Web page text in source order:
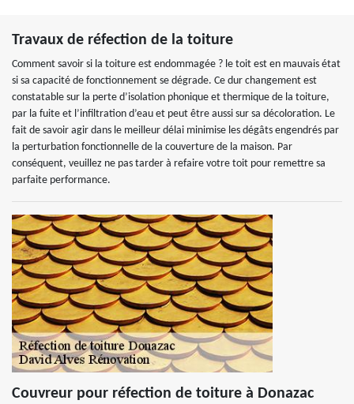
Travaux de réfection de la toiture
Comment savoir si la toiture est endommagée ? le toit est en mauvais état
si sa capacité de fonctionnement se dégrade. Ce dur changement est
constatable sur la perte d’isolation phonique et thermique de la toiture,
par la fuite et l’infiltration d’eau et peut être aussi sur sa décoloration. Le
fait de savoir agir dans le meilleur délai minimise les dégâts engendrés par
la perturbation fonctionnelle de la couverture de la maison. Par
conséquent, veuillez ne pas tarder à refaire votre toit pour remettre sa
parfaite performance.
Couvreur pour réfection de toiture à Donazac